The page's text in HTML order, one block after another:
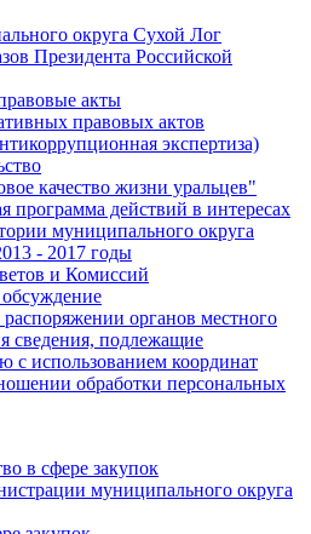
округа Сухой Лог
Президента Российской
акты
правовых актов
экспертиза)
качество жизни уральцев"
программа действий в интересах
муниципального округа
- 2017 годы
и Комиссий
органов местного
сведения, подлежащие
с использованием координат
обработки персональных
в сфере закупок
муниципального округа